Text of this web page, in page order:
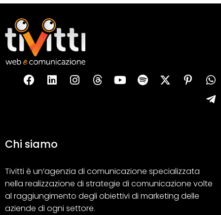
Chi siamo
Tivitti è un’agenzia di comunicazione specializzata
nella realizzazione di strategie di comunicazione volte
al raggiungimento degli obiettivi di marketing delle
aziende di ogni settore.